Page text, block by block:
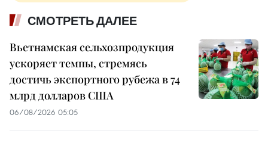
СМОТРЕТЬ ДАЛЕЕ
Вьетнамская сельхозпродукция
ускоряет темпы, стремясь
достичь экспортного рубежа в 74
млрд долларов США
06/08/2026 05:05